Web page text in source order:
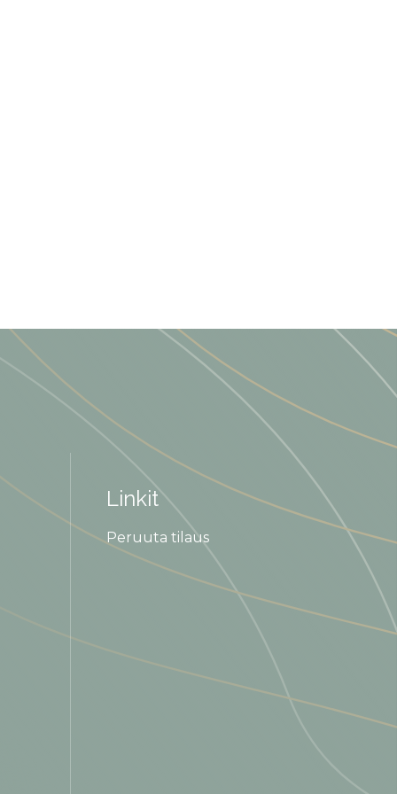
Linkit
Peruuta tilaus